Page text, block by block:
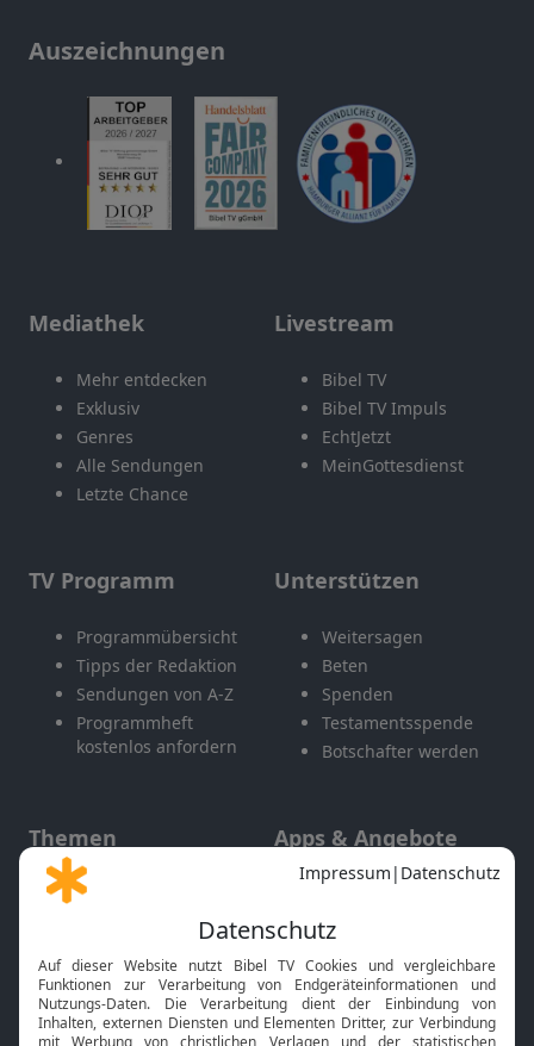
Auszeichnungen
Mediathek
Mehr entdecken
Exklusiv
Genres
Alle Sendungen
Letzte Chance
Livestream
Bibel TV
Bibel TV Impuls
EchtJetzt
MeinGottesdienst
TV Programm
Programmübersicht
Tipps der Redaktion
Sendungen von A-Z
Programmheft
kostenlos anfordern
Unterstützen
Weitersagen
Beten
Spenden
Testamentsspende
Botschafter werden
Themen
Gott und Bibel erklärt
Neuigkeiten
Apps & Angebote
Mobile App
Smart TV
HbbTV
Bibelthek Online-Bibel